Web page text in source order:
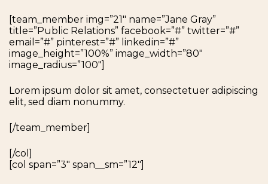
[team_member img=”21″ name=”Jane Gray”
title=”Public Relations” facebook=”#” twitter=”#”
email=”#” pinterest=”#” linkedin=”#”
image_height=”100%” image_width=”80″
image_radius=”100″]
Lorem ipsum dolor sit amet, consectetuer adipiscing
elit, sed diam nonummy.
[/team_member]
[/col]
[col span=”3″ span__sm=”12″]